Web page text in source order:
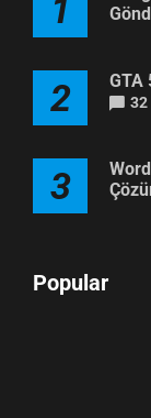
1
2 GTA
32
3
Popular